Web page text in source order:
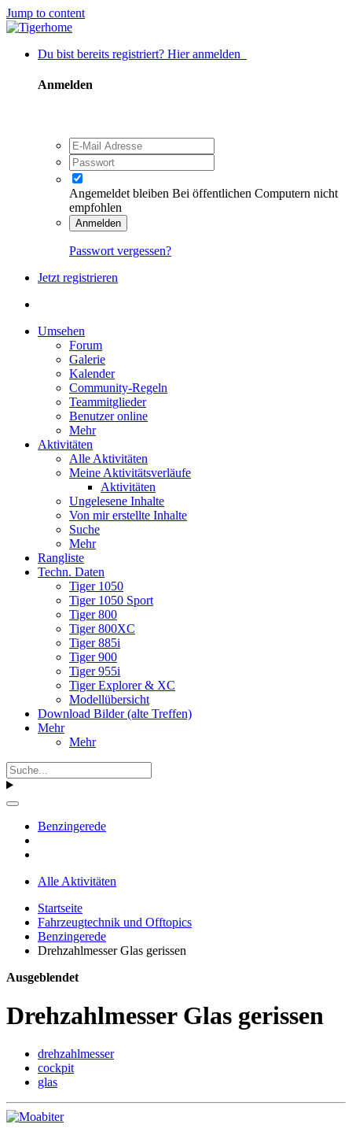
Jump to content
Du bist bereits registriert? Hier anmelden
Anmelden
Angemeldet bleiben Bei öffentlichen Computern nicht
empfohlen
Anmelden
Passwort vergessen?
Jetzt registrieren
Umsehen
Forum
Galerie
Kalender
Community-Regeln
Teammitglieder
Benutzer online
Mehr
Aktivitäten
Alle Aktivitäten
Meine Aktivitätsverläufe
Aktivitäten
Ungelesene Inhalte
Von mir erstellte Inhalte
Suche
Mehr
Rangliste
Techn. Daten
Tiger 1050
Tiger 1050 Sport
Tiger 800
Tiger 800XC
Tiger 885i
Tiger 900
Tiger 955i
Tiger Explorer & XC
Modellübersicht
Download Bilder (alte Treffen)
Mehr
Mehr
Benzingerede
Alle Aktivitäten
Startseite
Fahrzeugtechnik und Offtopics
Benzingerede
Drehzahlmesser Glas gerissen
Ausgeblendet
Drehzahlmesser Glas gerissen
drehzahlmesser
cockpit
glas